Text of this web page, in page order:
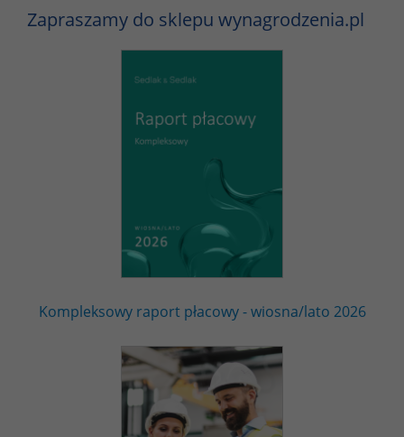
Zapraszamy do sklepu wynagrodzenia.pl
Kompleksowy raport płacowy - wiosna/lato 2026